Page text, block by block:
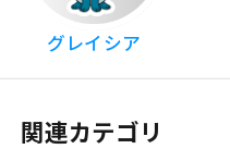
グレイシア
関連カテゴリ